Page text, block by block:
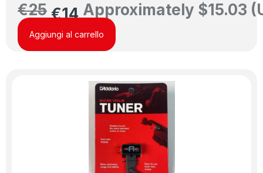
€25 €14 Approximately $15.03
Aggiungi al carrello